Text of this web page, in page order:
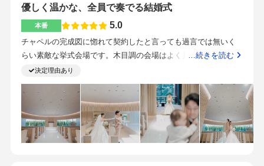
ど、実際に会場に置いてみたらもっとこれが欲しい、となっ
て、当日までに買い足したりしました。披露宴にお呼びするゲ
スト全員が挙式会場で座れること。披露宴のテーブル同士が近
すぎないこと。待合スペースに多くの方が座れ、ゆっくりでき
ること自然光が入ること。貸切で他人と会わないこと。ご担当
のプランナーが副支配人で、お任せしたいと思えるプロフェッ
ショナルを感じたことと、新しく、綺麗で、自分がやりたかっ
た洗練された、自由で今っぽい結婚式が挙げられそうだったこ
とが決め手でした！
できます。入場口でそこから？！と驚くような場所からサプラ
イズ場所ありました。見学が1件目かつ最近オープンした式場だ
金額面は頑張らせてくださいという姿勢だったので、2回目に行
ったら変わるかもしれません。牛フィレとフォアグラのロッシ
ーニ、パン、オマール海老のスープ、デザートを頂きました。
どれも美味しかったのですが、特ロッシーニのソースが美味し
かったです。山手線の目白駅から徒歩1分と駅近です。目白駅を
出て信号を渡った目の前にあるのでゲストも嬉しいポイントか
と思います。とても真心を感じるスタッフさん達でした。飼い
優しく温かな、全員で奏でる結婚式
本番 5.0
チャペルの完成図に惚れて契約したと言っても過言では無いく
らい素敵な挙式会場です。木目調の会場はよく見かけますが、
ホワイトベージュの色味が印象的で、太陽の光でより一層自然
な明るさ、温かさを演出してくれます。華美な装飾は特段あり
ませんが、シンプルで洗練された美しさがとても好みでした。
チャペル内にマジックミラーが付いている待機室が設けられて
おり、小さな子供がいる私たちにとってはとても安心でした。
また、チャペルからガーデンへの導線も素晴らしかったです。
…続きを読む
決定理由あり